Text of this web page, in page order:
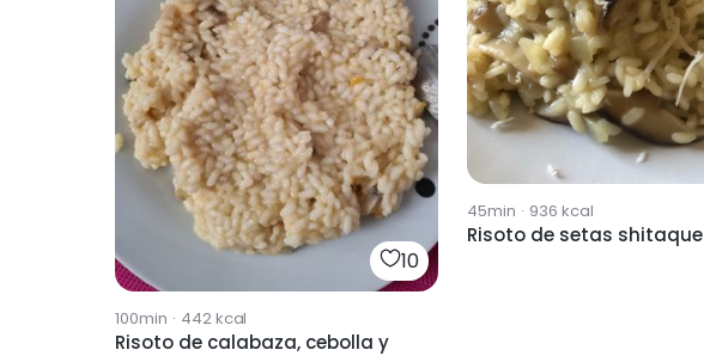
10
100min · 442kcal
Risoto de calabaza, cebolla y
45min · 936 kcal
Risoto de setas shitaque